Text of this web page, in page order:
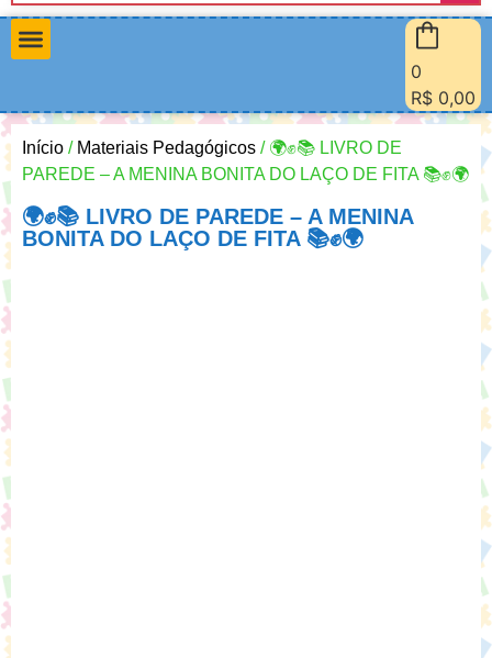
0
R$ 0,00
Início / Materiais Pedagógicos / 🌍✊📚 LIVRO DE
PAREDE – A MENINA BONITA DO LAÇO DE FITA 📚✊🌍
🌍✊📚 LIVRO DE PAREDE – A MENINA
BONITA DO LAÇO DE FITA 📚✊🌍